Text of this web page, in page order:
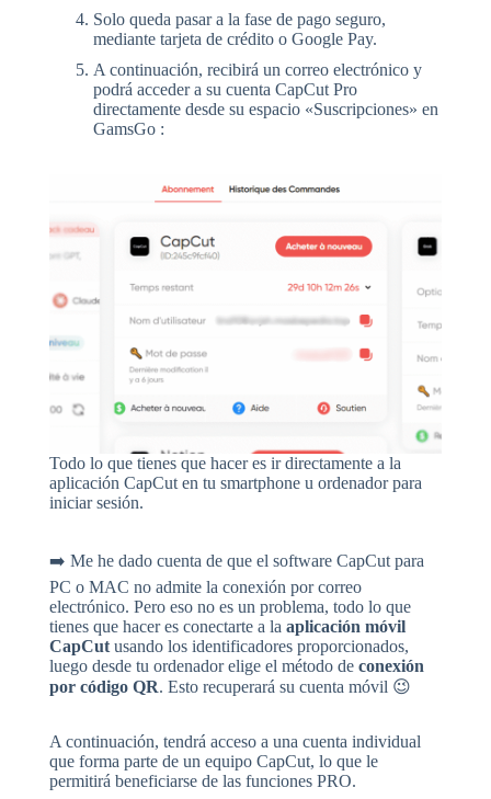
Solo queda pasar a la fase de pago seguro,
mediante tarjeta de crédito o Google Pay.
A continuación, recibirá un correo electrónico y
podrá acceder a su cuenta CapCut Pro
directamente desde su espacio «Suscripciones» en
GamsGo :
Todo lo que tienes que hacer es ir directamente a la
aplicación CapCut en tu smartphone u ordenador para
iniciar sesión.
➡️ Me he dado cuenta de que el software CapCut para
PC o MAC no admite la conexión por correo
electrónico. Pero eso no es un problema, todo lo que
tienes que hacer es conectarte a la aplicación móvil
CapCutusando los identificadores proporcionados,
luego desde tu ordenador elige el método de conexión
por código QR. Esto recuperará su cuenta móvil 😉
A continuación, tendrá acceso a una cuenta individual
que forma parte de un equipo CapCut, lo que le
permitirá beneficiarse de las funciones PRO.